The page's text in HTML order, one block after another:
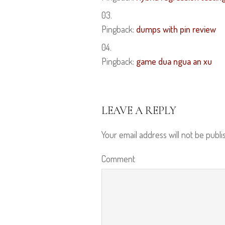
Pingback: dumps with pin review
Pingback: game dua ngua an xu
LEAVE A REPLY
Your email address will not be
Comment